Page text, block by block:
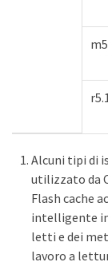
Alcuni tipi di
utilizzato da
Flash cache
intelligente
letti e dei
lavoro a